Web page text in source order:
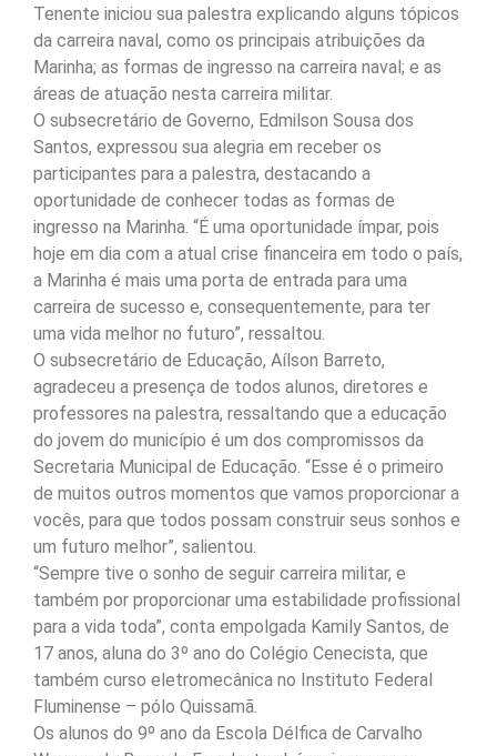
Tenente iniciou sua palestra explicando alguns tópicos
da carreira naval, como os principais atribuições da
Marinha; as formas de ingresso na carreira naval; e as
áreas de atuação nesta carreira militar.
O subsecretário de Governo, Edmilson Sousa dos
Santos, expressou sua alegria em receber os
participantes para a palestra, destacando a
oportunidade de conhecer todas as formas de
ingresso na Marinha. “É uma oportunidade ímpar, pois
hoje em dia com a atual crise financeira em todo o país,
a Marinha é mais uma porta de entrada para uma
carreira de sucesso e, consequentemente, para ter
uma vida melhor no futuro”, ressaltou.
O subsecretário de Educação, Aílson Barreto,
agradeceu a presença de todos alunos, diretores e
professores na palestra, ressaltando que a educação
do jovem do município é um dos compromissos da
Secretaria Municipal de Educação. “Esse é o primeiro
de muitos outros momentos que vamos proporcionar a
vocês, para que todos possam construir seus sonhos e
um futuro melhor”, salientou.
“Sempre tive o sonho de seguir carreira militar, e
também por proporcionar uma estabilidade profissional
para a vida toda”, conta empolgada Kamily Santos, de
17 anos, aluna do 3º ano do Colégio Cenecista, que
também curso eletromecânica no Instituto Federal
Fluminense – pólo Quissamã.
Os alunos do 9º ano da Escola Délfica de Carvalho